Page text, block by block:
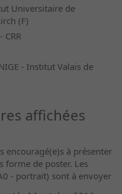
Universitaire de
(F)
CRR
- Institut Valais de
affichées
encouragé(e)s à présenter
forme de poster. Les
- portrait) sont à envoyer